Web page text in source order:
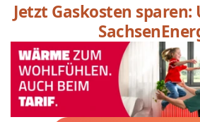
Jetzt Gaskosten